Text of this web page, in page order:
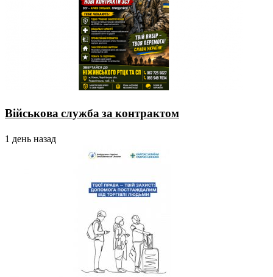
Військова служба за контрактом
1 день назад